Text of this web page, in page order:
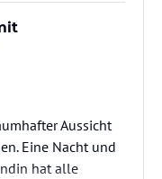
Aussicht
Eine Nacht und
hat alle